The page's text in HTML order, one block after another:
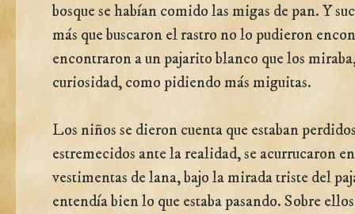
bosque se habían comido las migas de pan. Y
más que buscaron el rastro no lo pudieron
encontraron a un pajarito blanco que los
curiosidad, como pidiendo más miguitas.
Los niños se dieron cuenta que estaban
estremecidos ante la realidad, se acurrucaron en
vestimentas de lana, bajo la mirada triste del
entendía bien lo que estaba pasando. Sobre